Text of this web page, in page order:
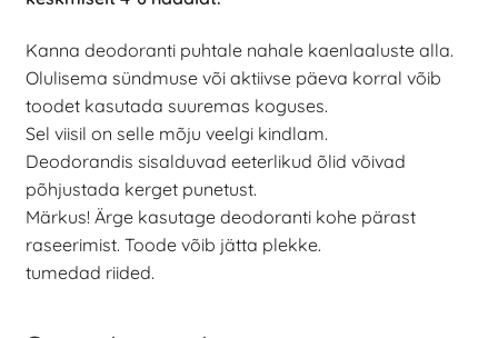
Kanna deodoranti puhtale nahale kaenlaaluste alla.
Olulisema sündmuse või aktiivse päeva korral võib
toodet kasutada suuremas koguses.
Sel viisil on selle mõju veelgi kindlam.
Deodorandis sisalduvad eeterlikud õlid võivad
põhjustada kerget punetust.
Märkus! Ärge kasutage deodoranti kohe pärast
raseerimist. Toode võib jätta plekke.
tumedad riided.